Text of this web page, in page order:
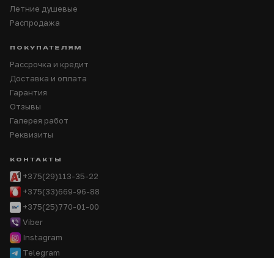
Летние душевые
Распродажа
ПОКУПАТЕЛЯМ
Рассрочка и кредит
Доставка и оплата
Гарантия
Отзывы
Галерея работ
Реквизиты
КОНТАКТЫ
+375(29)113-35-22
+375(33)669-96-88
+375(25)770-01-00
Viber
Instagram
Telegram